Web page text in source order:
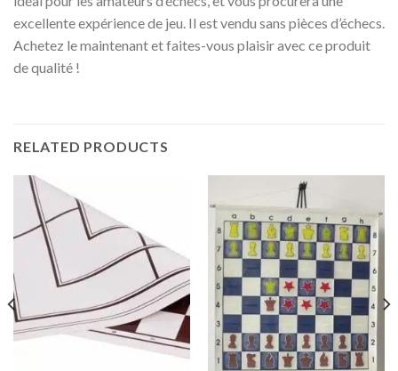
excellente expérience de jeu. Il est vendu sans pièces d’échecs.
Achetez le maintenant et faites-vous plaisir avec ce produit
de qualité !
RELATED PRODUCTS